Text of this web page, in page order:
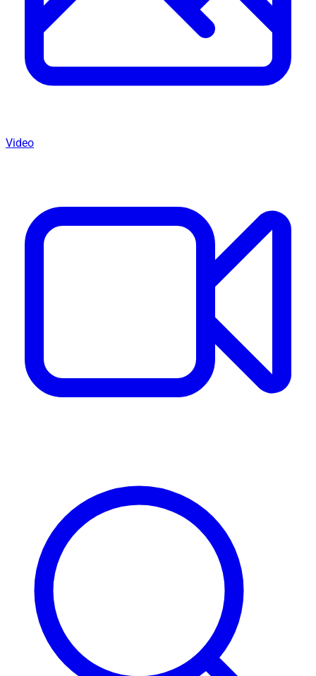
Video